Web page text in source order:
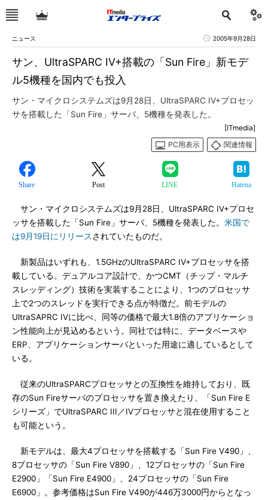
ニュース 2005年9月28日
サン、UltraSPARC IV+搭載の「Sun Fire」新モデ
ル5機種を国内でも投入
サン・マイクロシステムズは9月28日、UltraSPARC IV+プロセッ
サを搭載した「Sun Fire」サーバ、5機種を発表した。
[ITmedia]
PC用表示
関連情報
Share Post LINE Hatena
サン・マイクロシステムズは9月28日、UltraSPARC IV+プロセ
ッサを搭載した「Sun Fire」サーバ、5機種を発表した。 米国で
は9月19日にリリースされていたものだ。
新製品はいずれも、1.5GHzのUltraSPARC IV+プロセッサを搭
載している。デュアルコア設計で、かつCMT（チップ・マルチ
スレッディング）技術を実装することにより、1つのプロセッサ
上で2つのスレッドを実行できる点が特徴だ。前モデルの
UltraSAPRC IVに比べ、同等の価格で最大1.8倍のアプリケーショ
ン性能向上が見込めるという。同社では特に、データベースや
ERP、アプリケーションサーバといった用途に適しているとして
いる。
従来のUltraSPARCプロセッサとの互換性を維持しており、既
存のSun Fireサーバのプロセッサを置き換えたり、「Sun Fire E
シリーズ」でUltraSPARC III／IVプロセッサと混在使用すること
も可能という。
新モデルは、最大4プロセッサを搭載する「Sun Fire V490」、
8プロセッサの「Sun Fire V890」、12プロセッサの「Sun Fire
E2900」「Sun Fire E4900」、24プロセッサの「Sun Fire
E6900」。参考価格はSun Fire V490が446万3000円からとなっ